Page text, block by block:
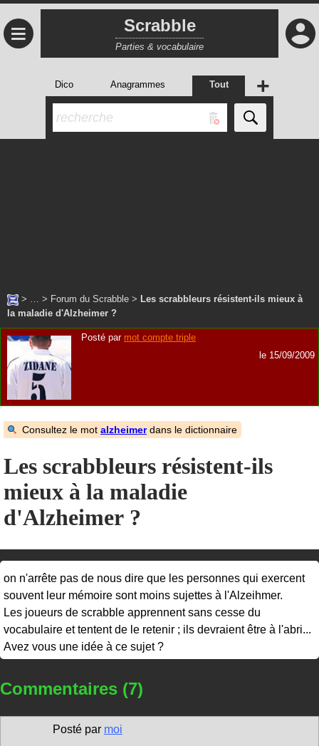
≡ Scrabble
Parties & vocabulaire
Dico Anagrammes Tout +
> … > Forum du Scrabble > Les scrabbleurs résistent-ils mieux à
la maladie d'Alzheimer ?
Posté par mot compte triple
le 15/09/2009
Consultez le mot alzheimerdans le dictionnaire
Les scrabbleurs résistent-ils
mieux à la maladie
d'Alzheimer ?
on n'arrête pas de nous dire que les personnes qui exercent
souvent leur mémoire sont moins sujettes à l'Alzeihmer.
Les joueurs de scrabble apprennent sans cesse du
vocabulaire et tentent de le retenir ; ils devraient être à l'abri...
Avez vous une idée à ce sujet ?
Commentaires (7)
Posté par moi